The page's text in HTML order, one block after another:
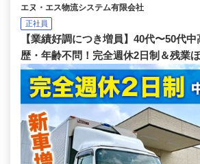
エヌ・エス物流システム有限会社
正社員
【業績好調につき増員】40代〜50代
歴・年齢不問！完全週休2日制＆残業